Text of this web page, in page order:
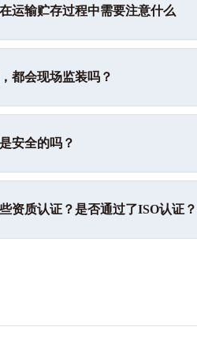
运输贮存过程中需要注意什么
都会现场监装吗？
安全的吗？
资质认证？是否通过了ISO认证？